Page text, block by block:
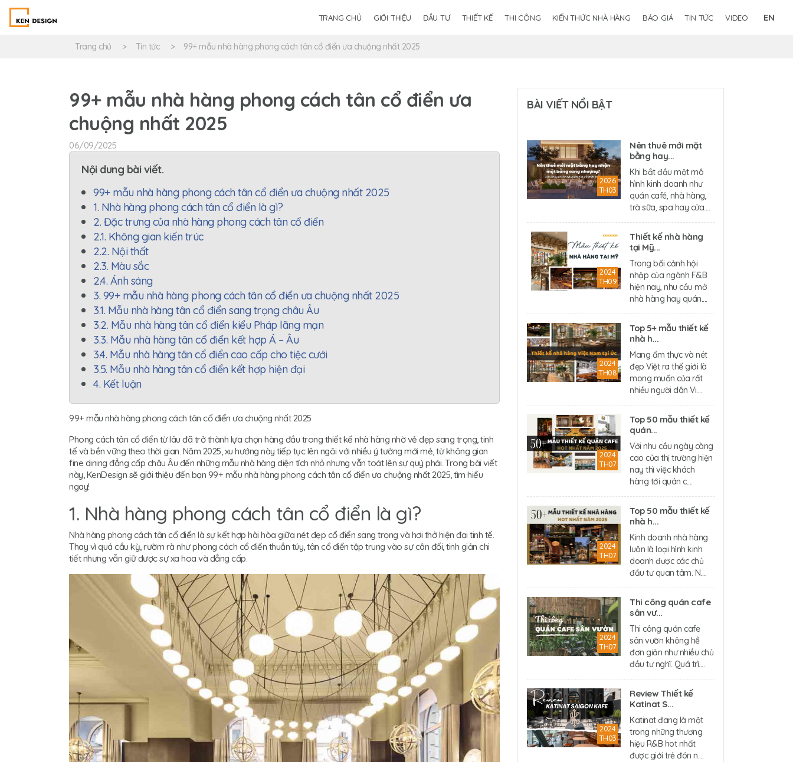
TRANG CHỦ GIỚI THIỆU ĐẦU TƯ THIẾT KẾ THI CÔNG KIẾN THỨC NHÀ HÀNG BÁO GIÁ TIN TỨC VIDEO EN
Trang chủ Tin tức 99+ mẫu nhà hàng phong cách tân cổ điển ưa chuộng nhất 2025
99+ mẫu nhà hàng phong cách tân cổ điển ưa
chuộng nhất 2025
06/09/2025
Nội dung bài viết.
99+ mẫu nhà hàng phong cách tân cổ điển ưa chuộng nhất 2025
1. Nhà hàng phong cách tân cổ điển là gì?
2. Đặc trưng của nhà hàng phong cách tân cổ điển
2.1. Không gian kiến trúc
2.2. Nội thất
2.3. Màu sắc
2.4. Ánh sáng
3. 99+ mẫu nhà hàng phong cách tân cổ điển ưa chuộng nhất 2025
3.1. Mẫu nhà hàng tân cổ điển sang trọng châu Âu
3.2. Mẫu nhà hàng tân cổ điển kiểu Pháp lãng mạn
3.3. Mẫu nhà hàng tân cổ điển kết hợp Á – Âu
3.4. Mẫu nhà hàng tân cổ điển cao cấp cho tiệc cưới
3.5. Mẫu nhà hàng tân cổ điển kết hợp hiện đại
4. Kết luận
99+ mẫu nhà hàng phong cách tân cổ điển ưa chuộng nhất 2025
Phong cách tân cổ điển từ lâu đã trở thành lựa chọn hàng đầu trong thiết kế nhà hàng nhờ vẻ đẹp sang trọng, tinh
tế và bền vững theo thời gian. Năm 2025, xu hướng này tiếp tục lên ngôi với nhiều ý tưởng mới mẻ, từ không gian
fine dining đẳng cấp châu Âu đến những mẫu nhà hàng diện tích nhỏ nhưng vẫn toát lên sự quý phái. Trong bài viết
này, KenDesign sẽ giới thiệu đến bạn 99+ mẫu nhà hàng phong cách tân cổ điển ưa chuộng nhất 2025, tìm hiểu
ngay!
1. Nhà hàng phong cách tân cổ điển là gì?
Nhà hàng phong cách tân cổ điển là sự kết hợp hài hòa giữa nét đẹp cổ điển sang trọng và hơi thở hiện đại tinh tế.
Thay vì quá cầu kỳ, rườm rà như phong cách cổ điển thuần túy, tân cổ điển tập trung vào sự cân đối, tinh giản chi
tiết nhưng vẫn giữ được sự xa hoa và đẳng cấp.
BÀI VIẾT NỔI BẬT
2026
TH03
Nên thuê mới mặt
bằng hay...
Khi bắt đầu một mô
hình kinh doanh như
quán café, nhà hàng,
trà sữa, spa hay cửa....
2024
TH09
Thiết kế nhà hàng
tại Mỹ...
Trong bối cảnh hội
nhập của ngành F&B
hiện nay, nhu cầu mở
nhà hàng hay quán....
2024
TH08
Top 5+ mẫu thiết kế
nhà h...
Mang ẩm thực và nét
đẹp Việt ra thế giới là
mong muốn của rất
nhiều người dân Vi....
2024
TH07
Top 50 mẫu thiết kế
quán...
Với nhu cầu ngày càng
cao của thị trường hiện
nay thì việc khách
hàng tới quán c....
2024
TH07
Top 50 mẫu thiết kế
nhà h...
Kinh doanh nhà hàng
luôn là loại hình kinh
doanh được các chủ
đầu tư quan tâm. N....
2024
TH07
Thi công quán cafe
sân vư...
Thi công quán cafe
sân vườn không hề
đơn giản như nhiều chủ
đầu tư nghĩ. Quá trì....
2024
TH03
Review Thiết kế
Katinat S...
Katinat đang là một
trong những thương
hiệu R&B hot nhất
được giới trẻ đón n....